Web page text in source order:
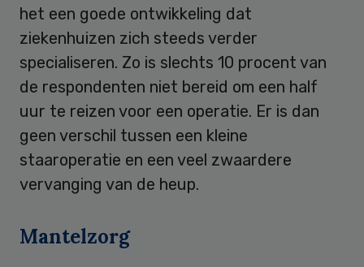
het een goede ontwikkeling dat
ziekenhuizen zich steeds verder
specialiseren. Zo is slechts 10 procent van
de respondenten niet bereid om een half
uur te reizen voor een operatie. Er is dan
geen verschil tussen een kleine
staaroperatie en een veel zwaardere
vervanging van de heup.
Mantelzorg